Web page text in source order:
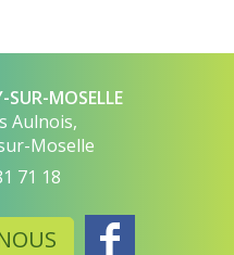
SUR-MOSELLE
Aulnois,
Moselle
71 18